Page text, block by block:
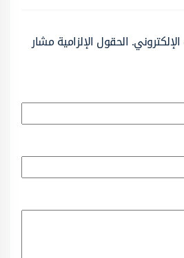
الحقول الإلزامية مشار